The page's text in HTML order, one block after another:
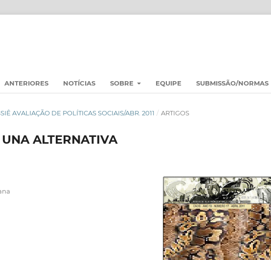
ANTERIORES NOTÍCIAS SOBRE EQUIPE SUBMISSÃO/NORMAS
AVALIAÇÃO DE POLÍTICAS SOCIAIS/ABR. 2011 / ARTIGOS
ALTERNATIVA